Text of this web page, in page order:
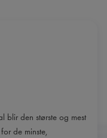
blir den største og mest
de minste,